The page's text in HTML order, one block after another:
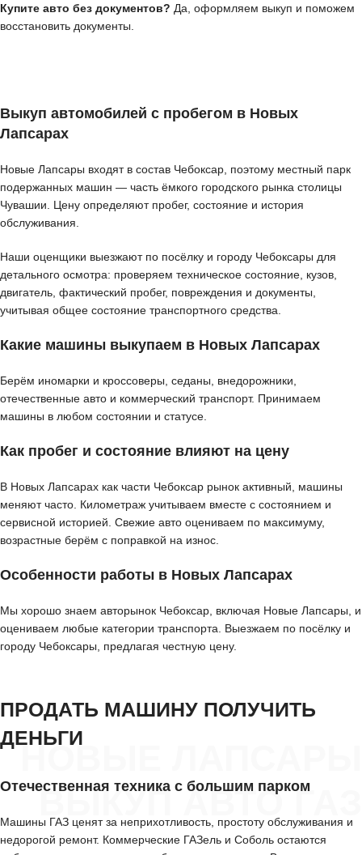
Купите авто без документов? Да, оформляем выкуп и поможем
восстановить документы.
Выкуп автомобилей с пробегом в Новых
Лапсарах
Новые Лапсары входят в состав Чебоксар, поэтому местный парк
подержанных машин — часть ёмкого городского рынка столицы
Чувашии. Цену определяют пробег, состояние и история
обслуживания.
Наши оценщики выезжают по посёлку и городу Чебоксары для
детального осмотра: проверяем техническое состояние, кузов,
двигатель, фактический пробег, повреждения и документы,
учитывая общее состояние транспортного средства.
Какие машины выкупаем в Новых Лапсарах
Берём иномарки и кроссоверы, седаны, внедорожники,
отечественные авто и коммерческий транспорт. Принимаем
машины в любом состоянии и статусе.
Как пробег и состояние влияют на цену
В Новых Лапсарах как части Чебоксар рынок активный, машины
меняют часто. Километраж учитываем вместе с состоянием и
сервисной историей. Свежие авто оцениваем по максимуму,
возрастные берём с поправкой на износ.
Особенности работы в Новых Лапсарах
Мы хорошо знаем авторынок Чебоксар, включая Новые Лапсары, и
оцениваем любые категории транспорта. Выезжаем по посёлку и
городу Чебоксары, предлагая честную цену.
НОВЫЕ ЛАПСАРЫ
ВЫКУП АВТО ГАЗ
ПРОДАТЬ МАШИНУ ПОЛУЧИТЬ
ДЕНЬГИ
Отечественная техника с большим парком
Машины ГАЗ ценят за неприхотливость, простоту обслуживания и
недорогой ремонт. Коммерческие ГАЗель и Соболь остаются